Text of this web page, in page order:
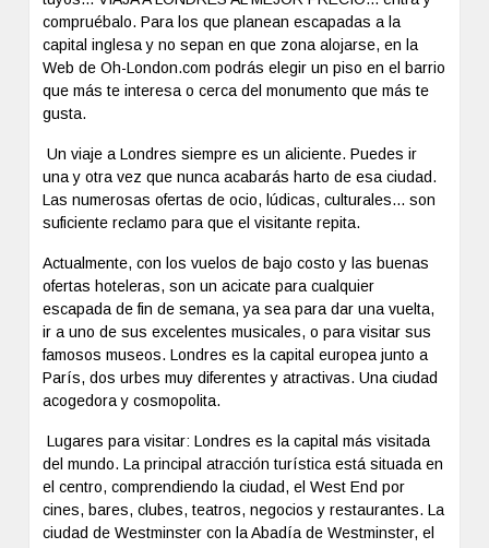
compruébalo. Para los que planean escapadas a la
capital inglesa y no sepan en que zona alojarse, en la
Web de Oh-London.com podrás elegir un piso en el barrio
que más te interesa o cerca del monumento que más te
gusta.
Un viaje a Londres siempre es un aliciente. Puedes ir
una y otra vez que nunca acabarás harto de esa ciudad.
Las numerosas ofertas de ocio, lúdicas, culturales... son
suficiente reclamo para que el visitante repita.
Actualmente, con los vuelos de bajo costo y las buenas
ofertas hoteleras, son un acicate para cualquier
escapada de fin de semana, ya sea para dar una vuelta,
ir a uno de sus excelentes musicales, o para visitar sus
famosos museos. Londres es la capital europea junto a
París, dos urbes muy diferentes y atractivas. Una ciudad
acogedora y cosmopolita.
Lugares para visitar: Londres es la capital más visitada
del mundo. La principal atracción turística está situada en
el centro, comprendiendo la ciudad, el West End por
cines, bares, clubes, teatros, negocios y restaurantes. La
ciudad de Westminster con la Abadía de Westminster, el